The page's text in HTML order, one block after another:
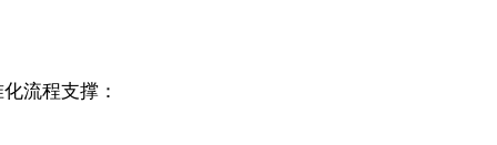
流程支撑：